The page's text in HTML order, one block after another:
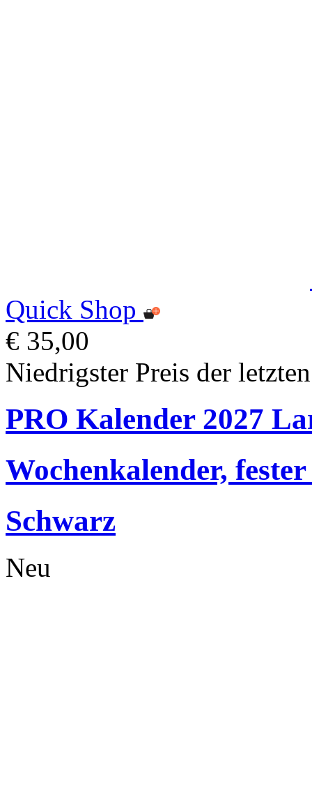
Quick Shop
€ 35,00
Niedrigster Preis der
PRO Kalender 2027
Wochenkalender,
Schwarz
Neu